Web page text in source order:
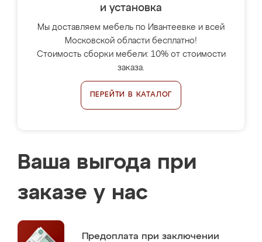
и установка
Мы доставляем мебель по Ивантеевке и всей
Московской области бесплатно!
Стоимость сборки мебели: 10% от стоимости
заказа.
ПЕРЕЙТИ В КАТАЛОГ
Ваша выгода при
заказе у нас
Предоплата при заключении